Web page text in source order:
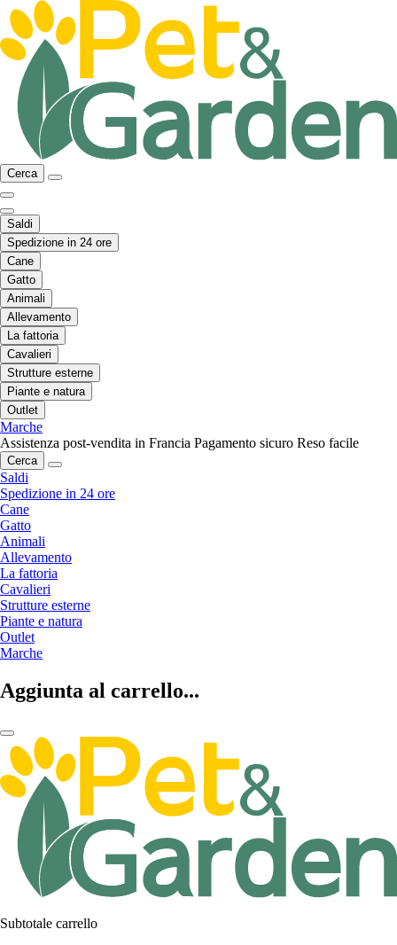
Cerca
Saldi
Spedizione in 24 ore
Cane
Gatto
Animali
Allevamento
La fattoria
Cavalieri
Strutture esterne
Piante e natura
Outlet
Marche
Assistenza post-vendita in Francia Pagamento sicuro Reso facile
Cerca
Saldi
Spedizione in 24 ore
Cane
Gatto
Animali
Allevamento
La fattoria
Cavalieri
Strutture esterne
Piante e natura
Outlet
Marche
Aggiunta al carrello...
Subtotale carrello